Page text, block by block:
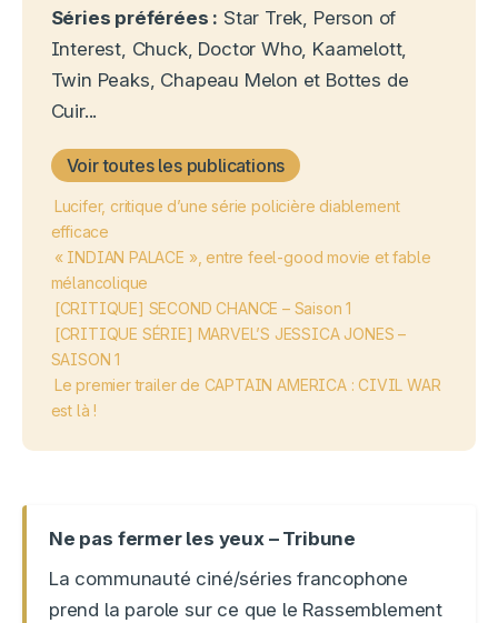
Séries préférées : Star Trek, Person of
Interest, Chuck, Doctor Who, Kaamelott,
Twin Peaks, Chapeau Melon et Bottes de
Cuir...
Voir toutes les publications
Lucifer, critique d’une série policière diablement
efficace
« INDIAN PALACE », entre feel-good movie et fable
mélancolique
[CRITIQUE] SECOND CHANCE – Saison 1
[CRITIQUE SÉRIE] MARVEL’S JESSICA JONES –
SAISON 1
Le premier trailer de CAPTAIN AMERICA : CIVIL WAR
est là !
Ne pas fermer les yeux – Tribune
La communauté ciné/séries francophone
prend la parole sur ce que le Rassemblement